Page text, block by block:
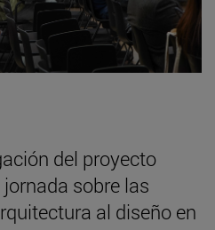
del proyecto
jornada sobre las
al diseño en